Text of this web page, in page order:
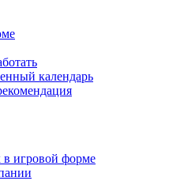
календарь
игровой форме